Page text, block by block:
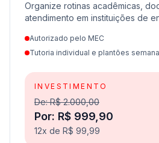
Organize rotinas acadêmicas,
atendimento em instituições de
Autorizado pelo MEC
Tutoria individual e plantões
INVESTIMENTO
De: R$ 2.000,00
Por: R$ 999,90
12x de R$ 99,99